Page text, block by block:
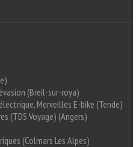
(Breil-sur-roya)
Merveilles E-bike (Tende)
(TDS Voyage) (Angers)
(Colmars Les Alpes)